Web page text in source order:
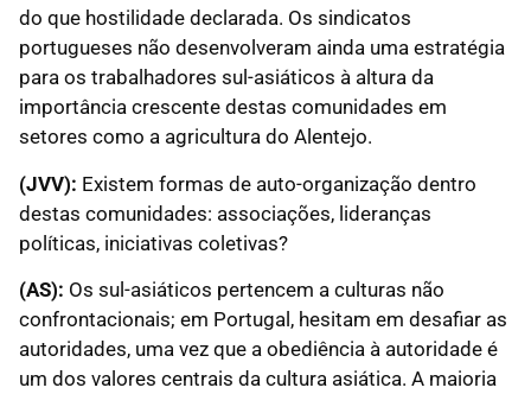
do que hostilidade declarada. Os sindicatos
portugueses não desenvolveram ainda uma estratégia
para os trabalhadores sul-asiáticos à altura da
importância crescente destas comunidades em
setores como a agricultura do Alentejo.
(JVV): Existem formas de auto-organização dentro
destas comunidades: associações, lideranças
políticas, iniciativas coletivas?
(AS): Os sul-asiáticos pertencem a culturas não
confrontacionais; em Portugal, hesitam em desafiar as
autoridades, uma vez que a obediência à autoridade é
um dos valores centrais da cultura asiática. A maioria